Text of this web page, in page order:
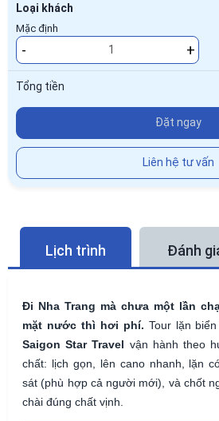
Loại khách
Mặc định
- +
Tổng tiền
Đặt ngay
Liên hệ tư vấn
Lịch trình Đánh
Đi Nha Trang mà chưa một lần
mặt nước thì hơi phí. Tour lặn
Saigon Star Travel vận hành theo
chất: lịch gọn, lên cano nhanh, lặn
sát (phù hợp cả người mới), và chốt
chài đúng chất vịnh.